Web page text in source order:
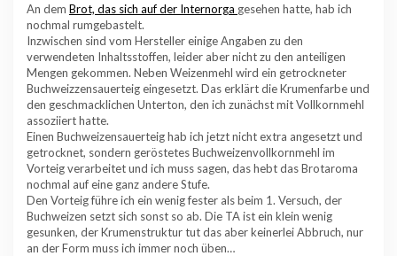
An dem Brot, das sich auf der Internorga gesehen hatte, hab ich
nochmal rumgebastelt.
Inzwischen sind vom Hersteller einige Angaben zu den
verwendeten Inhaltsstoffen, leider aber nicht zu den anteiligen
Mengen gekommen. Neben Weizenmehl wird ein getrockneter
Buchweizzensauerteig eingesetzt. Das erklärt die Krumenfarbe und
den geschmacklichen Unterton, den ich zunächst mit Vollkornmehl
assoziiert hatte.
Einen Buchweizensauerteig hab ich jetzt nicht extra angesetzt und
getrocknet, sondern geröstetes Buchweizenvollkornmehl im
Vorteig verarbeitet und ich muss sagen, das hebt das Brotaroma
nochmal auf eine ganz andere Stufe.
Den Vorteig führe ich ein wenig fester als beim 1. Versuch, der
Buchweizen setzt sich sonst so ab. Die TA ist ein klein wenig
gesunken, der Krumenstruktur tut das aber keinerlei Abbruch, nur
an der Form muss ich immer noch üben…